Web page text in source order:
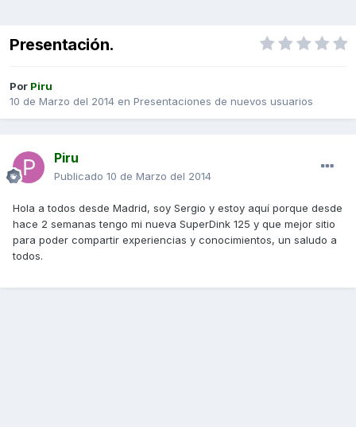
Presentación.
Por Piru
10 de Marzo del 2014 en Presentaciones de nuevos usuarios
Piru
Publicado 10 de Marzo del 2014
Hola a todos desde Madrid, soy Sergio y estoy aquí porque desde
hace 2 semanas tengo mi nueva SuperDink 125 y que mejor sitio
para poder compartir experiencias y conocimientos, un saludo a
todos.